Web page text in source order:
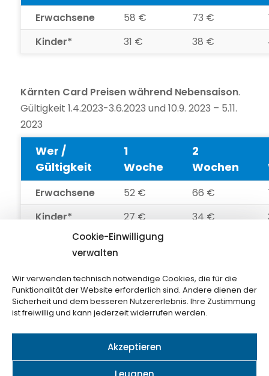
Cookie-Einwilligung
verwalten
Wir verwenden technisch notwendige Cookies, die für die
Funktionalität der Website erforderlich sind. Andere dienen der
Sicherheit und dem besseren Nutzererlebnis. Ihre Zustimmung
ist freiwillig und kann jederzeit widerrufen werden.
Akzeptieren
Erwachsene 58 € 73 €
Kinder*
31 € 38 €
Kärnten Card Preisen während Nebensaison.
Gültigkeit 1.4.2023-3.6.2023 und 10.9. 2023 – 5.11.
2023
Wer /
Gültigkeit
1
Woche
2
Wochen
Erwachsene 52 € 66 €
Kinder*
27 € 34 €
* Kind JG2008-2016
Nastavení (CZ)
Settings (EN)